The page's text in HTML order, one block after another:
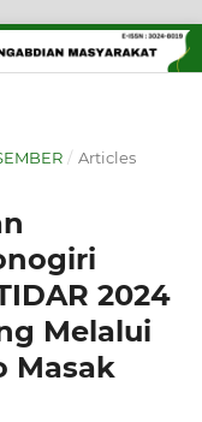
/ Articles
2024
Melalui
Masak